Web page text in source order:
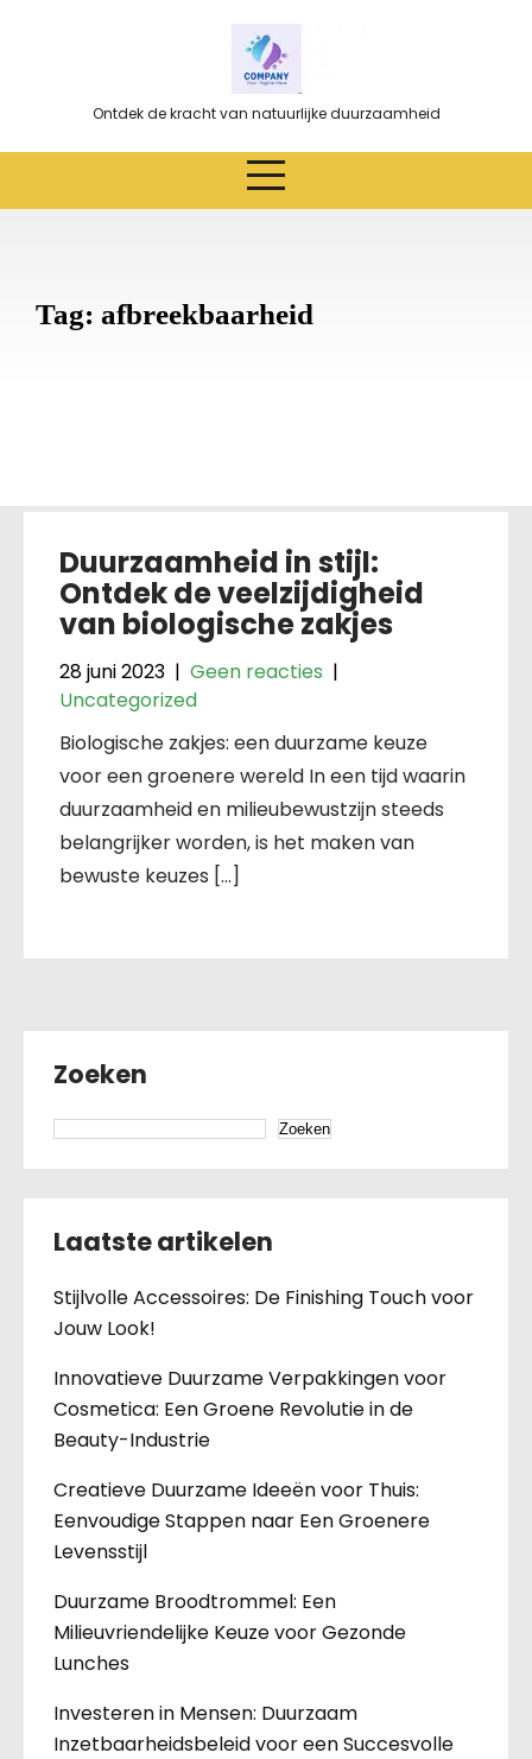
Ontdek de kracht van natuurlijke duurzaamheid
Tag: afbreekbaarheid
Duurzaamheid in stijl:
Ontdek de veelzijdigheid
van biologische zakjes
28 juni 2023 | Geen reacties |
Uncategorized
Biologische zakjes: een duurzame keuze
voor een groenere wereld In een tijd waarin
duurzaamheid en milieubewustzijn steeds
belangrijker worden, is het maken van
bewuste keuzes […]
Zoeken
Zoeken
Laatste artikelen
Stijlvolle Accessoires: De Finishing Touch voor
Jouw Look!
Innovatieve Duurzame Verpakkingen voor
Cosmetica: Een Groene Revolutie in de
Beauty-Industrie
Creatieve Duurzame Ideeën voor Thuis:
Eenvoudige Stappen naar Een Groenere
Levensstijl
Duurzame Broodtrommel: Een
Milieuvriendelijke Keuze voor Gezonde
Lunches
Investeren in Mensen: Duurzaam
Inzetbaarheidsbeleid voor een Succesvolle